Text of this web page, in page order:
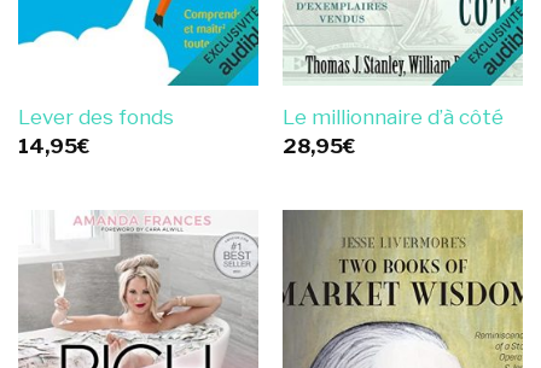
Lever des fonds
14,95€
Le millionnaire d’à côté
28,95€